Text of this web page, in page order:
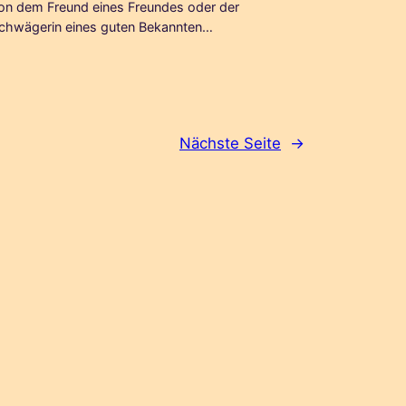
dem Freund eines Freundes oder der
eines guten Bekannten…
Nächste Seite →